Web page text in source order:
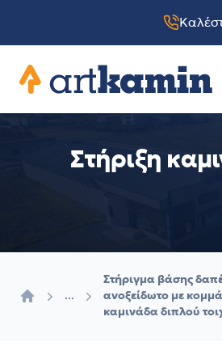
Artkamin
Στήριξη
...
Στήριγμα βάσης
ανοξείδωτο με
καμινάδα διπλού